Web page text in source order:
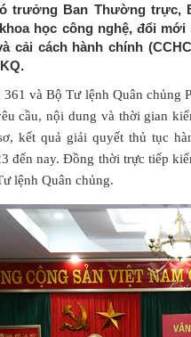
trưởng Ban Thường trực,
học công nghệ, đổi
cải cách hành chính
361 và Bộ Tư lệnh Quân chủng
cầu, nội dung và thời gian
kết quả giải quyết thủ tục
đến nay. Đồng thời trực tiếp
lệnh Quân chủng.